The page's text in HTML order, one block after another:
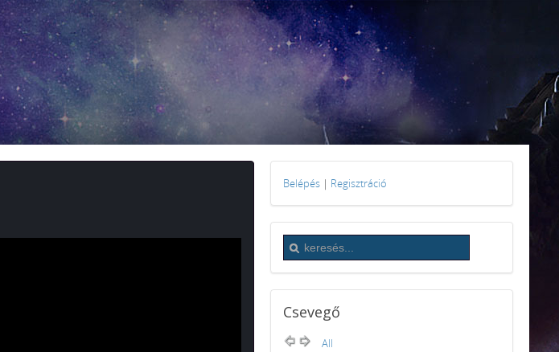
Belépés | Regisztráció
Csevegő
All